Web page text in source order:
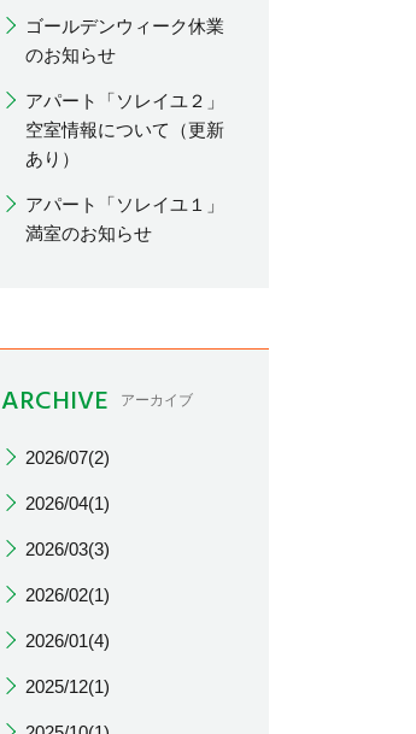
ゴールデンウィーク休業
のお知らせ
アパート「ソレイユ２」
空室情報について（更新
あり）
アパート「ソレイユ１」
満室のお知らせ
ARCHIVE アーカイブ
2026/07(2)
2026/04(1)
2026/03(3)
2026/02(1)
2026/01(4)
2025/12(1)